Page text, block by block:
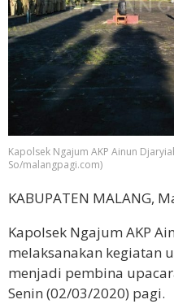
Kapolsek Ngajum AKP Ainun
So/malangpagi.com)
KABUPATEN MALANG,
Kapolsek Ngajum AKP
melaksanakan kegiatan
menjadi pembina
Senin (02/03/2020) pagi.